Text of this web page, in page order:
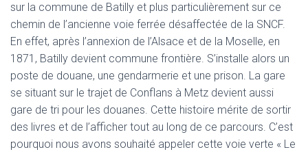
sur la commune de Batilly et plus particulièrement sur ce
chemin de l’ancienne voie ferrée désaffectée de la SNCF.
En effet, après l’annexion de l’Alsace et de la Moselle, en
1871, Batilly devient commune frontière. S’installe alors un
poste de douane, une gendarmerie et une prison. La gare
se situant sur le trajet de Conflans à Metz devient aussi
gare de tri pour les douanes. Cette histoire mérite de sortir
des livres et de l’afficher tout au long de ce parcours. C’est
pourquoi nous avons souhaité appeler cette voie verte « Le